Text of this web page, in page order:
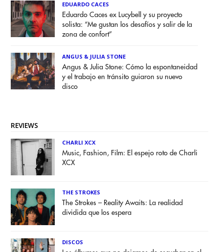
EDUARDO CACES
Eduardo Caces ex Lucybell y su proyecto
solista: “Me gustan los desafíos y salir de la
zona de confort”
ANGUS & JULIA STONE
Angus & Julia Stone: Cómo la espontaneidad
y el trabajo en tránsito guiaron su nuevo
disco
REVIEWS
CHARLI XCX
Music, Fashion, Film: El espejo roto de Charli
XCX
THE STROKES
The Strokes – Reality Awaits: La realidad
dividida que los espera
DISCOS